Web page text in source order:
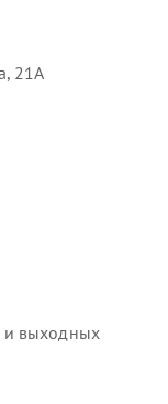
21А
и выходных